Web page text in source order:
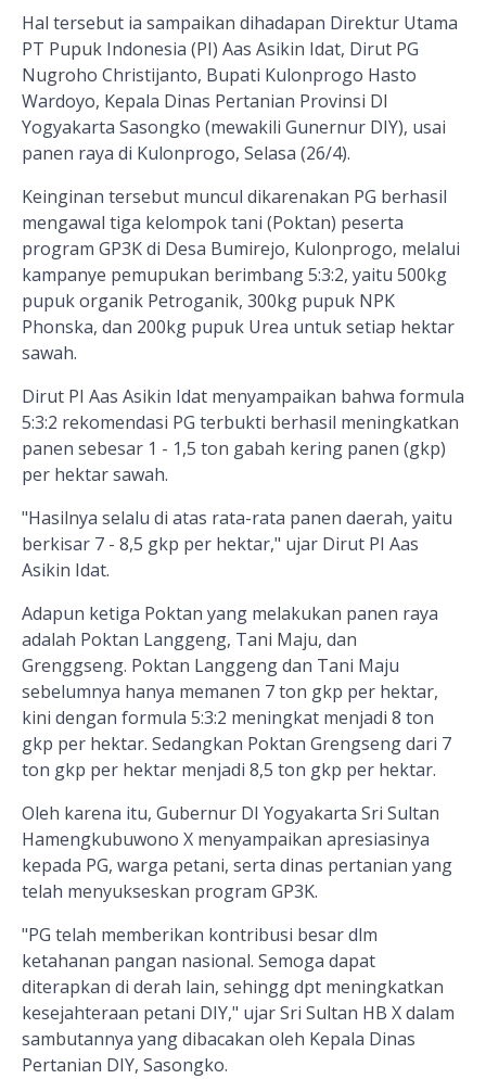
Hal tersebut ia sampaikan dihadapan Direktur Utama
PT Pupuk Indonesia (PI) Aas Asikin Idat, Dirut PG
Nugroho Christijanto, Bupati Kulonprogo Hasto
Wardoyo, Kepala Dinas Pertanian Provinsi DI
Yogyakarta Sasongko (mewakili Gunernur DIY), usai
panen raya di Kulonprogo, Selasa (26/4).
Keinginan tersebut muncul dikarenakan PG berhasil
mengawal tiga kelompok tani (Poktan) peserta
program GP3K di Desa Bumirejo, Kulonprogo, melalui
kampanye pemupukan berimbang 5:3:2, yaitu 500kg
pupuk organik Petroganik, 300kg pupuk NPK
Phonska, dan 200kg pupuk Urea untuk setiap hektar
sawah.
Dirut PI Aas Asikin Idat menyampaikan bahwa formula
5:3:2 rekomendasi PG terbukti berhasil meningkatkan
panen sebesar 1 - 1,5 ton gabah kering panen (gkp)
per hektar sawah.
"Hasilnya selalu di atas rata-rata panen daerah, yaitu
berkisar 7 - 8,5 gkp per hektar," ujar Dirut PI Aas
Asikin Idat.
Adapun ketiga Poktan yang melakukan panen raya
adalah Poktan Langgeng, Tani Maju, dan
Grenggseng. Poktan Langgeng dan Tani Maju
sebelumnya hanya memanen 7 ton gkp per hektar,
kini dengan formula 5:3:2 meningkat menjadi 8 ton
gkp per hektar. Sedangkan Poktan Grengseng dari 7
ton gkp per hektar menjadi 8,5 ton gkp per hektar.
Oleh karena itu, Gubernur DI Yogyakarta Sri Sultan
Hamengkubuwono X menyampaikan apresiasinya
kepada PG, warga petani, serta dinas pertanian yang
telah menyukseskan program GP3K.
"PG telah memberikan kontribusi besar dlm
ketahanan pangan nasional. Semoga dapat
diterapkan di derah lain, sehingg dpt meningkatkan
kesejahteraan petani DIY," ujar Sri Sultan HB X dalam
sambutannya yang dibacakan oleh Kepala Dinas
Pertanian DIY, Sasongko.